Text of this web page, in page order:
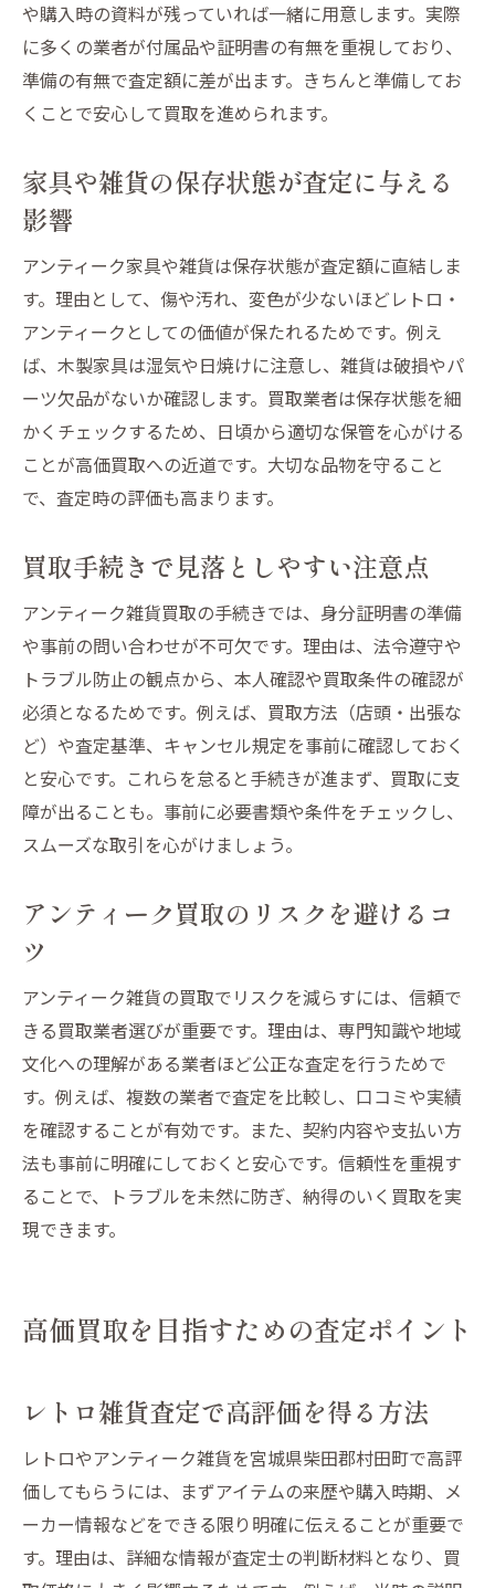
や購入時の資料が残っていれば一緒に用意します。実際
に多くの業者が付属品や証明書の有無を重視しており、
準備の有無で査定額に差が出ます。きちんと準備してお
くことで安心して買取を進められます。
家具や雑貨の保存状態が査定に与える
影響
アンティーク家具や雑貨は保存状態が査定額に直結しま
す。理由として、傷や汚れ、変色が少ないほどレトロ・
アンティークとしての価値が保たれるためです。例え
ば、木製家具は湿気や日焼けに注意し、雑貨は破損やパ
ーツ欠品がないか確認します。買取業者は保存状態を細
かくチェックするため、日頃から適切な保管を心がける
ことが高価買取への近道です。大切な品物を守ること
で、査定時の評価も高まります。
買取手続きで見落としやすい注意点
アンティーク雑貨買取の手続きでは、身分証明書の準備
や事前の問い合わせが不可欠です。理由は、法令遵守や
トラブル防止の観点から、本人確認や買取条件の確認が
必須となるためです。例えば、買取方法（店頭・出張な
ど）や査定基準、キャンセル規定を事前に確認しておく
と安心です。これらを怠ると手続きが進まず、買取に支
障が出ることも。事前に必要書類や条件をチェックし、
スムーズな取引を心がけましょう。
アンティーク買取のリスクを避けるコ
ツ
アンティーク雑貨の買取でリスクを減らすには、信頼で
きる買取業者選びが重要です。理由は、専門知識や地域
文化への理解がある業者ほど公正な査定を行うためで
す。例えば、複数の業者で査定を比較し、口コミや実績
を確認することが有効です。また、契約内容や支払い方
法も事前に明確にしておくと安心です。信頼性を重視す
ることで、トラブルを未然に防ぎ、納得のいく買取を実
現できます。
高価買取を目指すための査定ポイント
レトロ雑貨査定で高評価を得る方法
レトロやアンティーク雑貨を宮城県柴田郡村田町で高評
価してもらうには、まずアイテムの来歴や購入時期、メ
ーカー情報などをできる限り明確に伝えることが重要で
す。理由は、詳細な情報が査定士の判断材料となり、買